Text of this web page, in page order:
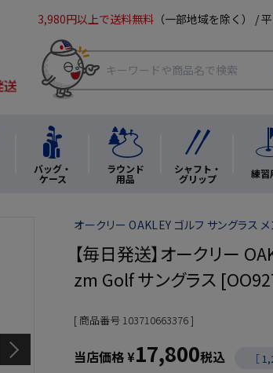
3,980円以上で送料無料 （一部地域を除く） /
バッグ・
ケース
ラウンド
用品
シャフト・
グリップ 練習
オークリー OAKLEY ゴルフ サングラス
【毎日発送】オークリー
zm Golf サングラス
商品番号 103710663376
当店価格¥17,800税込 ［